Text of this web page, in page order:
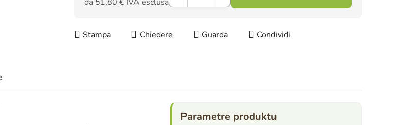
Stampa
Chiedere Guarda Condividi